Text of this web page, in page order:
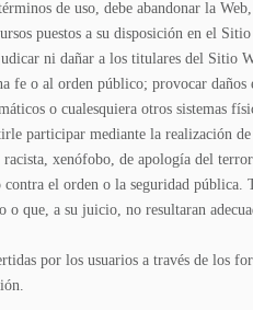
de uso, debe abandonar la
puestos a su disposición en el
ni dañar a los titulares del Sitio
o al orden público; provocar
o cualesquiera otros sistemas
participar mediante la realización
xenófobo, de apología del
el orden o la seguridad pública.
que, a su juicio, no resultaran
por los usuarios a través de los